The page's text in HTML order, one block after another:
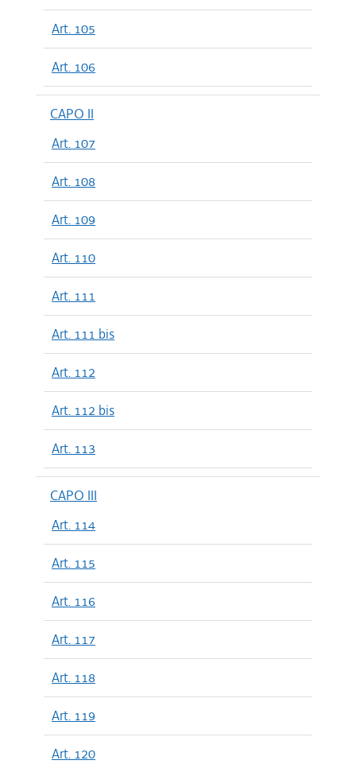
Art. 105
Art. 106
CAPO II
Art. 107
Art. 108
Art. 109
Art. 110
Art. 111
Art. 111 bis
Art. 112
Art. 112 bis
Art. 113
CAPO III
Art. 114
Art. 115
Art. 116
Art. 117
Art. 118
Art. 119
Art. 120